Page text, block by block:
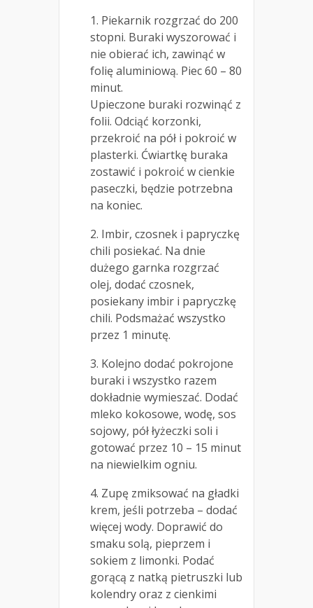
1. Piekarnik rozgrzać do 200
stopni. Buraki wyszorować i
nie obierać ich, zawinąć w
folię aluminiową. Piec 60 – 80
minut.
Upieczone buraki rozwinąć z
folii. Odciąć korzonki,
przekroić na pół i pokroić w
plasterki. Ćwiartkę buraka
zostawić i pokroić w cienkie
paseczki, będzie potrzebna
na koniec.
2. Imbir, czosnek i papryczkę
chili posiekać. Na dnie
dużego garnka rozgrzać
olej, dodać czosnek,
posiekany imbir i papryczkę
chili. Podsmażać wszystko
przez 1 minutę.
3. Kolejno dodać pokrojone
buraki i wszystko razem
dokładnie wymieszać. Dodać
mleko kokosowe, wodę, sos
sojowy, pół łyżeczki soli i
gotować przez 10 – 15 minut
na niewielkim ogniu.
4. Zupę zmiksować na gładki
krem, jeśli potrzeba – dodać
więcej wody. Doprawić do
smaku solą, pieprzem i
sokiem z limonki. Podać
gorącą z natką pietruszki lub
kolendry oraz z cienkimi